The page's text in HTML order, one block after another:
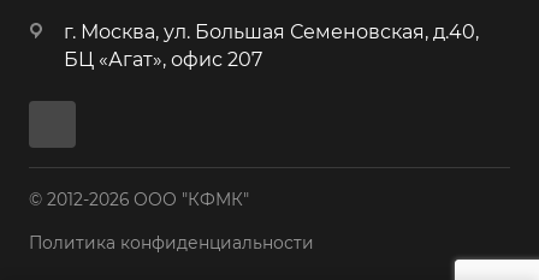
г. Москва, ул. Большая Семеновская, д.40,
БЦ «Агат», офис 207
© 2012-2026 ООО "КФМК"
Политика конфиденциальности